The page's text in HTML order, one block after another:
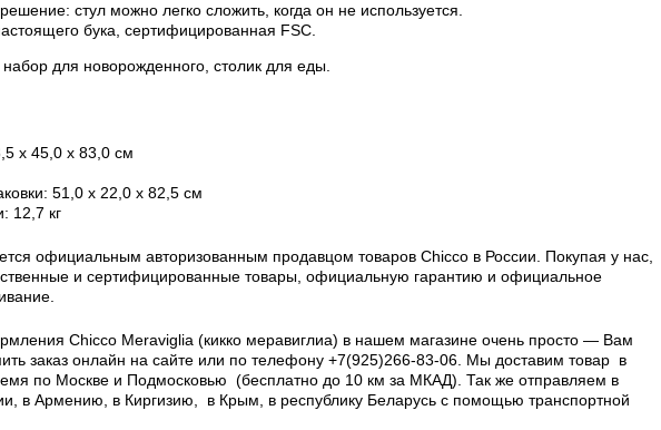
стул можно легко сложить, когда он не используется.
бука, сертифицированная FSC.
набор для новорожденного, столик для еды.
х 45,0 х 83,0 см
51,0 х 22,0 х 82,5 см
12,7 кг
официальным авторизованным продавцом товаров Chicco в России.
Покупая у нас,
и сертифицированные товары, официальную гарантию и официальное
Chicco Meraviglia (кикко меравиглиа) в нашем магазине очень просто — Вам
заказ онлайн на сайте или по телефону +7(925)266-83-06. Мы доставим товар в
по Москве и Подмосковью (бесплатно до 10 км за МКАД). Так же отправляем в
в Армению, в Киргизию, в Крым, в республику Беларусь с помощью транспортной